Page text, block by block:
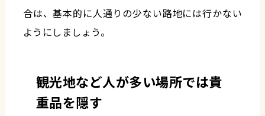
合は、基本的に人通りの少ない路地には行かない
ようにしましょう。
観光地など人が多い場所では貴
重品を隠す